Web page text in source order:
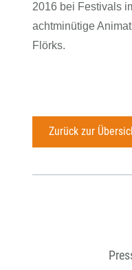
2016 bei Festivals
achtminütige
Flörks.
Zurück zur